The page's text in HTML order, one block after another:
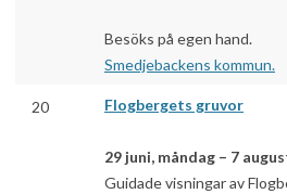
Besöks på egen hand.
Smedjebackens kommun.
20 Flogbergets gruvor
29 juni, måndag – 7
Guidade visningar av